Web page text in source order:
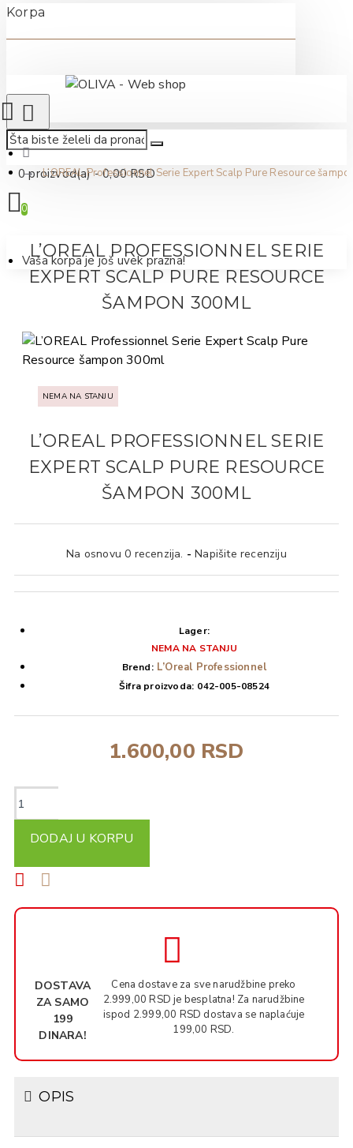
Korpa
0 proizvod(a) - 0,00 RSD
0
Vaša korpa je još uvek prazna!
L’OREAL Professionnel Serie Expert Scalp Pure Resource
L’OREAL PROFESSIONNEL SERIE
EXPERT SCALP PURE RESOURCE
ŠAMPON 300ML
NEMA NA STANJU
L’OREAL PROFESSIONNEL SERIE
EXPERT SCALP PURE RESOURCE
ŠAMPON 300ML
Na osnovu 0 recenzija. - Napišite recenziju
1.600,00 RSD
Lager:
NEMA NA STANJU
Brend: L’Oreal Professionnel
Šifra proizvoda: 042-005-08524
DODAJ U KORPU
DOSTAVA
ZA SAMO
199
DINARA!
Cena dostave za sve narudžbine preko
2.999,00 RSD je besplatna! Za narudžbine
ispod 2.999,00 RSD dostava se naplaćuje
199,00 RSD.
OPIS